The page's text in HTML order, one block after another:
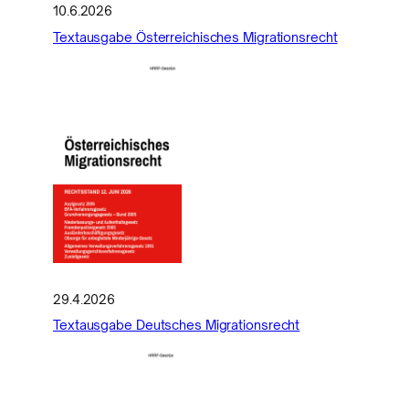
10.6.2026
Textausgabe Österreichisches Migrationsrecht
29.4.2026
Textausgabe Deutsches Migrationsrecht